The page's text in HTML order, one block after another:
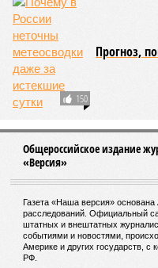
Мочить в
сортире
Новости smi2.ru
Лавров
член Совета